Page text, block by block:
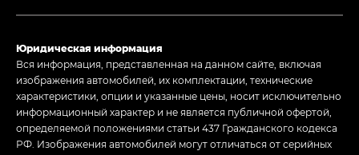
Юридическая информация
Вся информация, представленная на данном сайте, включая
изображения автомобилей, их комплектации, технические
характеристики, опции и указанные цены, носит исключительно
информационный характер и не является публичной офертой,
определяемой положениями статьи 437 Гражданского кодекса
РФ. Изображения автомобилей могут отличаться от серийных